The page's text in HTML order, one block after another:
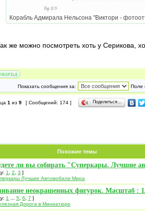
Корабль Адмирала Нельсона "Виктори -
же можно посмотреть хоть у Серикова,
Показать сообщения за: Поле
1 из 9 [ Сообщений: 174 ] Поделиться…
Похожие темы
ли вы собирать "Суперкары. Лучшие
1 2 3 ]
Лучшие Автомобили Mира
неокрашенных фигурок. Масштаб :
1 5 6 7 ]
Дорога в Миниатюре